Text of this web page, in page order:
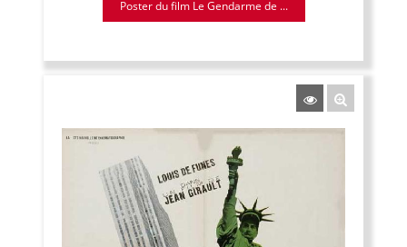
Poster du film Le Gendarme de ...